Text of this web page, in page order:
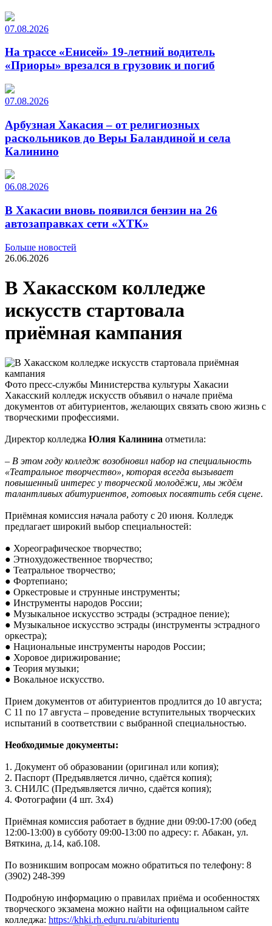
07.08.2026
На трассе «Енисей» 19-летний водитель
«Приоры» врезался в грузовик и погиб
07.08.2026
Арбузная Хакасия – от религиозных
раскольников до Веры Баландиной и села
Калинино
06.08.2026
В Хакасии вновь появился бензин на 26
автозаправках сети «ХТК»
Больше новостей
26.06.2026
В Хакасском колледже
искусств стартовала
приёмная кампания
Фото пресс-службы Министерства культуры Хакасии
Хакасский колледж искусств объявил о начале приёма
документов от абитуриентов, желающих связать свою жизнь с
творческими профессиями.
Директор колледжа Юлия Калинина отметила:
– В этом году колледж возобновил набор на специальность
«Театральное творчество», которая всегда вызывает
повышенный интерес у творческой молодёжи, мы ждём
талантливых абитуриентов, готовых посвятить себя сцене.
Приёмная комиссия начала работу с 20 июня. Колледж
предлагает широкий выбор специальностей:
● Хореографическое творчество;
● Этнохудожественное творчество;
● Театральное творчество;
● Фортепиано;
● Оркестровые и струнные инструменты;
● Инструменты народов России;
● Музыкальное искусство эстрады (эстрадное пение);
● Музыкальное искусство эстрады (инструменты эстрадного
оркестра);
● Национальные инструменты народов России;
● Хоровое дирижирование;
● Теория музыки;
● Вокальное искусство.
Прием документов от абитуриентов продлится до 10 августа;
С 11 по 17 августа – проведение вступительных творческих
испытаний в соответствии с выбранной специальностью.
Необходимые документы:
1. Документ об образовании (оригинал или копия);
2. Паспорт (Предъявляется лично, сдаётся копия);
3. СНИЛС (Предъявляется лично, сдаётся копия);
4. Фотографии (4 шт. 3х4)
Приёмная комиссия работает в будние дни 09:00-17:00 (обед
12:00-13:00) в субботу 09:00-13:00 по адресу: г. Абакан, ул.
Вяткина, д.14, каб.108.
По возникшим вопросам можно обратиться по телефону: 8
(3902) 248-399
Подробную информацию о правилах приёма и особенностях
творческого экзамена можно найти на официальном сайте
колледжа: https://khki.rh.eduru.ru/abiturientu